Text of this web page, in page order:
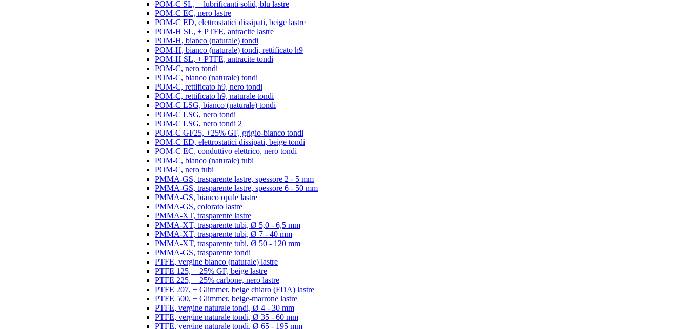
POM-C SL, + lubrificanti solid, blu lastre
POM-C EC, nero lastre
POM-C ED, elettrostatici dissipati, beige lastre
POM-H SL, + PTFE, antracite lastre
POM-H, bianco (naturale) tondi
POM-H, bianco (naturale) tondi, rettificato h9
POM-H SL, + PTFE, antracite tondi
POM-C, nero tondi
POM-C, bianco (naturale) tondi
POM-C, rettificato h9, nero tondi
POM-C, rettificato h9, naturale tondi
POM-C LSG, bianco (naturale) tondi
POM-C LSG, nero tondi
POM-C LSG, nero tondi 2
POM-C GF25, +25% GF, grigio-bianco tondi
POM-C ED, elettrostatici dissipati, beige tondi
POM-C EC, conduttivo elettrico, nero tondi
POM-C, bianco (naturale) tubi
POM-C, nero tubi
PMMA-GS, trasparente lastre, spessore 2 - 5 mm
PMMA-GS, trasparente lastre, spessore 6 - 50 mm
PMMA-GS, bianco opale lastre
PMMA-GS, colorato lastre
PMMA-XT, trasparente lastre
PMMA-XT, trasparente tubi, Ø 5,0 - 6,5 mm
PMMA-XT, trasparente tubi, Ø 7 - 40 mm
PMMA-XT, trasparente tubi, Ø 50 - 120 mm
PMMA-GS, trasparente tondi
PTFE, vergine bianco (naturale) lastre
PTFE 125, + 25% GF, beige lastre
PTFE 225, + 25% carbone, nero lastre
PTFE 207, + Glimmer, beige chiaro (FDA) lastre
PTFE 500, + Glimmer, beige-marrone lastre
PTFE, vergine naturale tondi, Ø 4 - 30 mm
PTFE, vergine naturale tondi, Ø 35 - 60 mm
PTFE, vergine naturale tondi, Ø 65 - 195 mm